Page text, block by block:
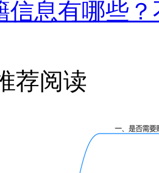
信息有哪些
荐阅读